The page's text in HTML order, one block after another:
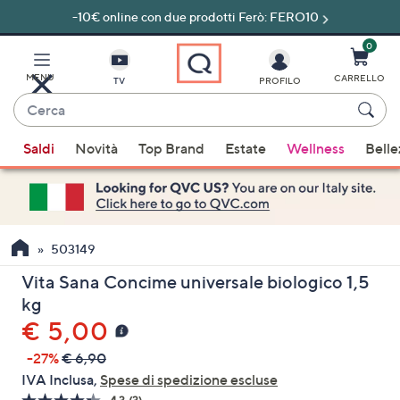
al
principale
-10€ online con due prodotti Ferò: FERO10
MENU TV
Cerca
sono
disponibili
suggerimenti,
usa
i
tasti
freccia
su
oppure
scorri
PROFILO
0
CARRELLO
Saldi Novità Top Brand Estate Wellness
503149
Vita Sana Concime universale biologico 1,5
kg
€ 5,00
-27%€ 6,90
IVA Inclusa, Spese di spedizione escluse